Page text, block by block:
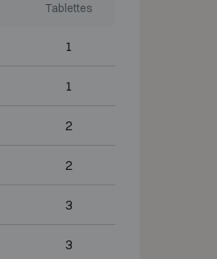
Tablettes
1
1
2
2
3
3